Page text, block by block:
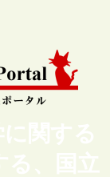
関する
る、国立